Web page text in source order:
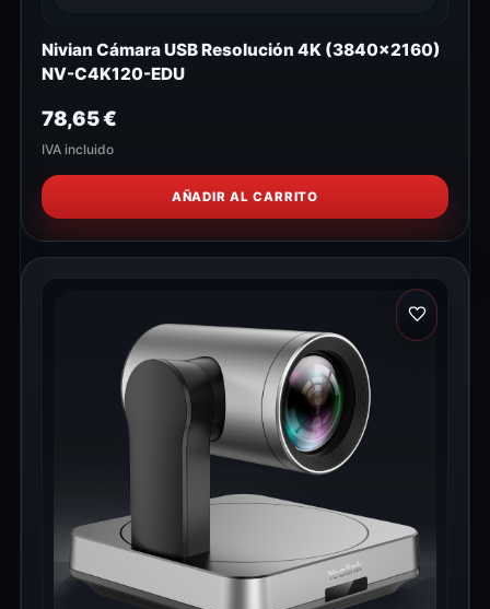
Nivian Cámara USB Resolución 4K (3840x2160)
NV-C4K120-EDU
78,65€
IVA incluido
AÑADIR AL CARRITO